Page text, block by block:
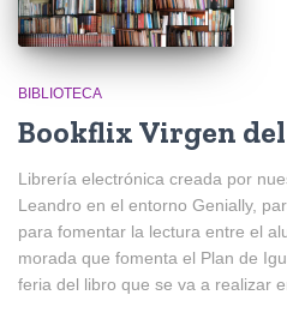
BIBLIOTECA
Bookflix Virgen
Librería electrónica creada por
Leandro en el entorno Genially,
para fomentar la lectura entre el
morada que fomenta el Plan de
feria del libro que se va a realizar